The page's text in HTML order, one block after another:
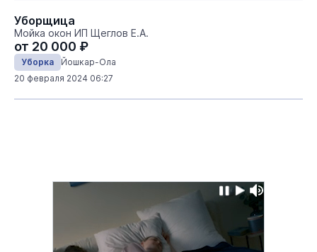
Уборщица
Мойка окон ИП Щеглов Е.А.
от 20 000 ₽
Уборка
Йошкар-Ола
20 февраля 2024 06:27